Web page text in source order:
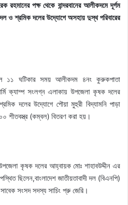
রহমানের পক্ষ থেকে বান্দরবানের আলীকদমে দূর্গম
ও শ্রমিক দলের উদ্যোগে অসহায় দুস্থ পরিবারের
১১ ঘটিকার সময় আলীকদম ৪নং কুরুকপাতা
ক্যাম্প সংলগ্ন এলাকায় উপজেলা কৃষক দলের
দলের উদ্যোগে পৌয়া মুহুরী বিদ্যামনি পাড়া
শীতবস্ত্র (কম্বল) বিতরণ করা হয়।
কৃষক দলের আহ্বায়ক মোঃ শাহাবউদ্দীন এর
ছিলেন,বাংলাদেশ জাতীয়তাবাদী দল (বিএনপি)
সংসদ সদস্য সাচিং প্রু জেরি।